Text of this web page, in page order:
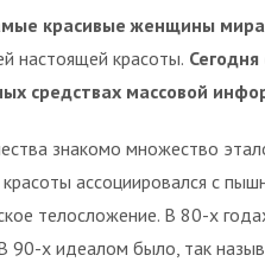
красивые женщины
настоящей красоты.
средствах массовой
знакомо множество
красоты ассоциировался с
телосложение. В 80-х
90-х идеалом было, так